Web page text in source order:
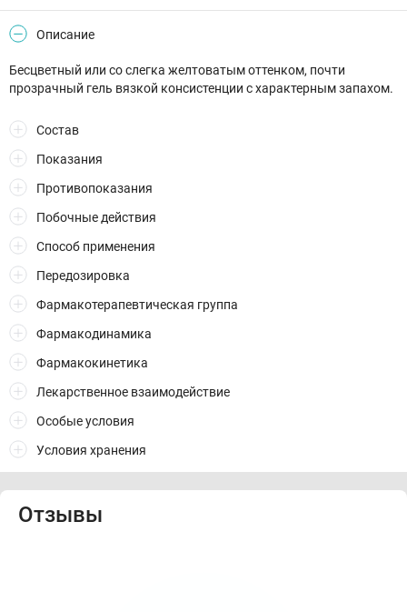
Описание
Бесцветный или со слегка желтоватым оттенком, почти
прозрачный гель вязкой консистенции с характерным запахом.
Состав
Показания
Противопоказания
Побочные действия
Способ применения
Передозировка
Фармакотерапевтическая группа
Фармакодинамика
Фармакокинетика
Лекарственное взаимодействие
Особые условия
Условия хранения
Отзывы